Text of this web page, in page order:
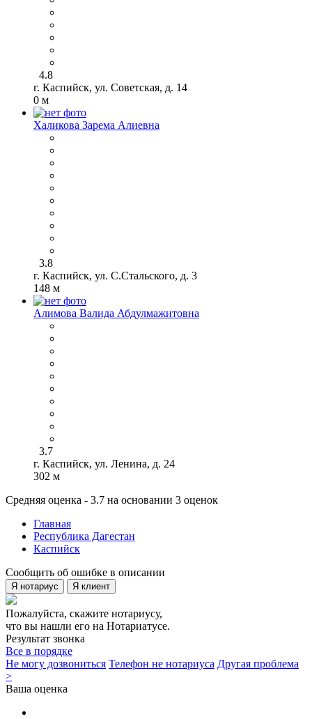
4.8
г. Каспийск, ул. Советская, д. 14
0 м
Халикова Зарема Алиевна
3.8
г. Каспийск, ул. С.Стальского, д. 3
148 м
Алимова Валида Абдулмажитовна
3.7
г. Каспийск, ул. Ленина, д. 24
302 м
Средняя оценка - 3.7 на основании 3 оценок
Главная
Республика Дагестан
Каспийск
Сообщить об ошибке в описании
Я нотариус Я клиент
Пожалуйста, скажите нотариусу,
что вы нашли его на Нотариатусе.
Результат звонка
Все в порядке
Не могу дозвониться Телефон не нотариуса Другая проблема
>
Ваша оценка